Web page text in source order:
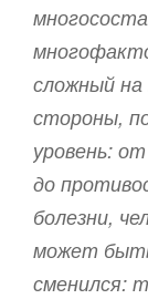
сложный
стороны,
уровень:
до
болезни,
может
сменился: